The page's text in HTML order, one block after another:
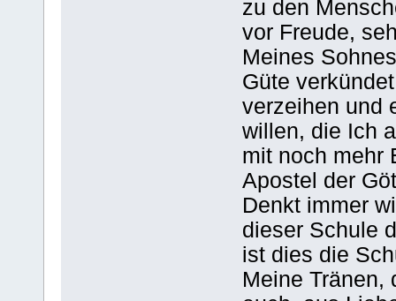
zu den
vor Freude,
Meines
Güte
verzeihen und
willen, die Ich
mit noch mehr
Apostel der
Denkt immer
dieser Schule
ist dies die
Meine Tränen,